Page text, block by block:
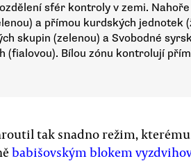
sfér kontroly v zemi.
a přímou kurdských jednotek
skupin (zelenou) a Svobodné
(fialovou). Bílou zónu kontrolují
tak snadno režim,
babišovským blokem